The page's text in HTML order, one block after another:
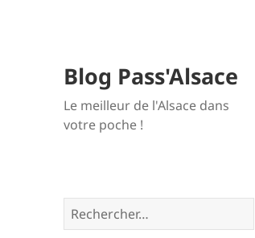
Blog Pass'Alsace
Le meilleur de l'Alsace dans
votre poche !
Rechercher :